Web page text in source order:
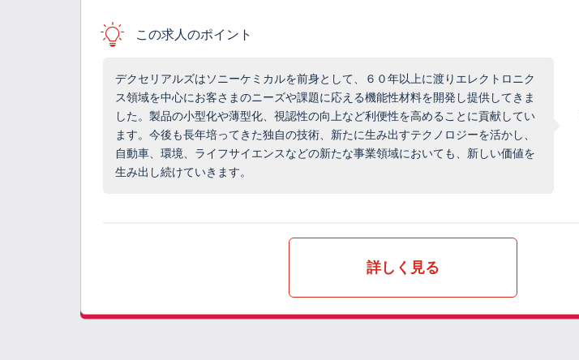
この求人のポイント
デクセリアルズはソニーケミカルを前身として、６０年以上に渡りエレクトロニク
ス領域を中心にお客さまのニーズや課題に応える機能性材料を開発し提供してきま
した。製品の小型化や薄型化、視認性の向上など利便性を高めることに貢献してい
ます。今後も長年培ってきた独自の技術、新たに生み出すテクノロジーを活かし、
自動車、環境、ライフサイエンスなどの新たな事業領域においても、新しい価値を
生み出し続けていきます。
詳しく見る